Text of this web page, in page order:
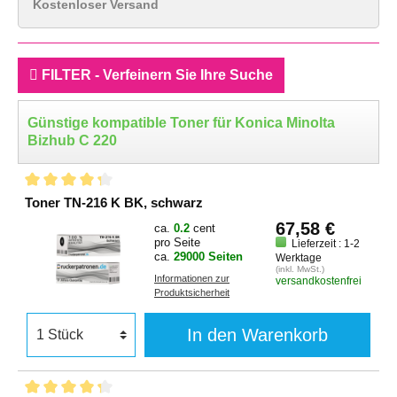
Kostenloser Versand
FILTER - Verfeinern Sie Ihre Suche
Günstige kompatible Toner für Konica Minolta
Bizhub C 220
Toner TN-216 K BK, schwarz
ca. 0.2 cent
pro Seite
ca. 29000 Seiten
Informationen zur
Produktsicherheit
67,58 €
Lieferzeit : 1-2
Werktage
(inkl. MwSt.)
versandkostenfrei
In den Warenkorb